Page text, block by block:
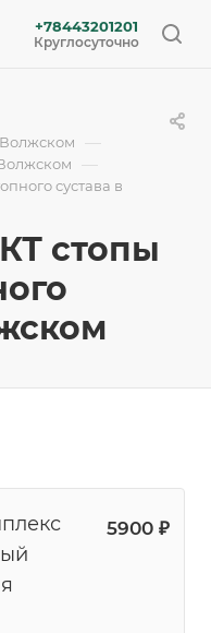
+78443201201
Круглосуточно
—
—
сустава в
стопы
5900 ₽